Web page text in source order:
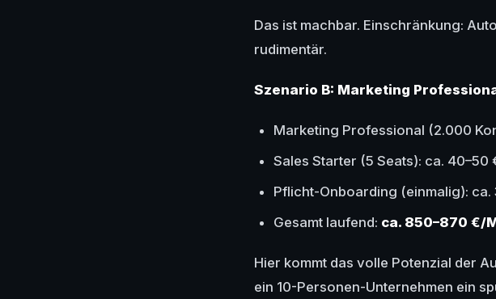
Das ist machbar. Einschränkung:
rudimentär.
Szenario B: Marketing
Marketing Professional (2.000
Sales Starter (5 Seats): ca. 40–50
Pflicht-Onboarding (einmalig): ca.
Gesamt laufend: ca. 850–870 €/
Hier kommt das volle Potenzial der
ein 10-Personen-Unternehmen ein